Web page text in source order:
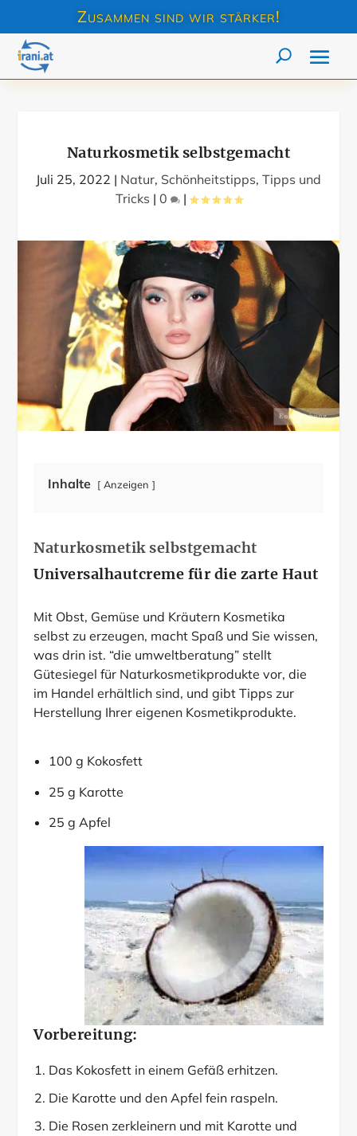
Zusammen sind wir stärker!
Naturkosmetik selbstgemacht
Juli 25, 2022 | Natur, Schönheitstipps, Tipps und
Tricks | 0 |
Inhalte Anzeigen
Naturkosmetik selbstgemacht
Universalhautcreme für die zarte Haut
Mit Obst, Gemüse und Kräutern Kosmetika
selbst zu erzeugen, macht Spaß und Sie wissen,
was drin ist. “die umweltberatung” stellt
Gütesiegel für Naturkosmetikprodukte vor, die
im Handel erhältlich sind, und gibt Tipps zur
Herstellung Ihrer eigenen Kosmetikprodukte.
100 g Kokosfett
25 g Karotte
25 g Apfel
Vorbereitung:
Das Kokosfett in einem Gefäß erhitzen.
Die Karotte und den Apfel fein raspeln.
Die Rosen zerkleinern und mit Karotte und